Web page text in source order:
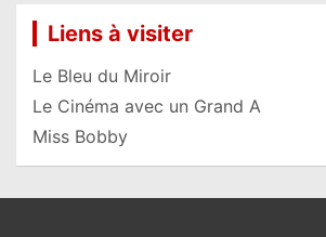
Liens à visiter
Le Bleu du Miroir
Le Cinéma avec un Grand A
Miss Bobby